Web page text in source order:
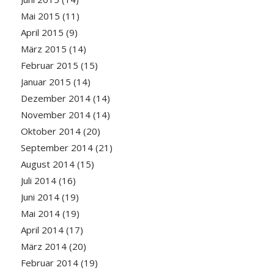
Mai 2015 (11)
April 2015 (9)
März 2015 (14)
Februar 2015 (15)
Januar 2015 (14)
Dezember 2014(14)
November 2014(14)
Oktober 2014(20)
September 2014(21)
August 2014(15)
Juli 2014(16)
Juni 2014(19)
Mai 2014(19)
April 2014(17)
März 2014(20)
Februar 2014(19)